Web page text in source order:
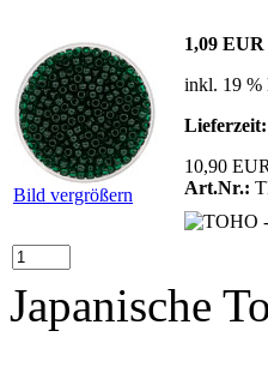
Bild vergrößern
1,09 EUR
inkl. 19 %
Lieferzeit:
10,90
Art.Nr.:
Japanische